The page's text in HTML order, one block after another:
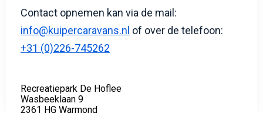
Contact opnemen kan via de mail:
info@kuipercaravans.nl of over de telefoon:
+31 (0)226-745262
Recreatiepark De Hoflee
Wasbeeklaan 9
2361 HG Warmond